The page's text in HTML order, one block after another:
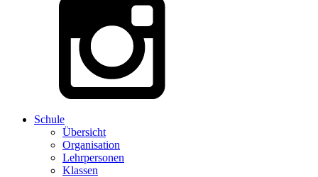
Schule
Übersicht
Organisation
Lehrpersonen
Klassen